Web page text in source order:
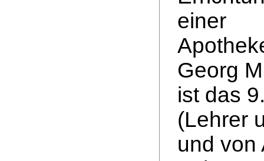
einer
Georg
ist das
(Lehrer
und von